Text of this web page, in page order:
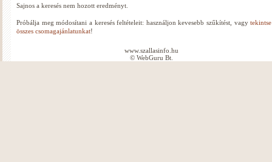
Sajnos a keresés nem hozott eredményt.
Próbálja meg módosítani a keresés feltételeit: használjon kevesebb szűkítést, vagy
összes csomagajánlatunkat!
www.szallasinfo.hu
© WebGuru Bt.